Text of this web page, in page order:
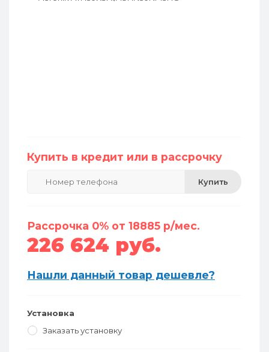
Купить в кредит или в рассрочку
Купить
Рассрочка 0% от 18885 р/мес.
226 624 руб.
Нашли данный товар дешевле?
Установка
Заказать установку